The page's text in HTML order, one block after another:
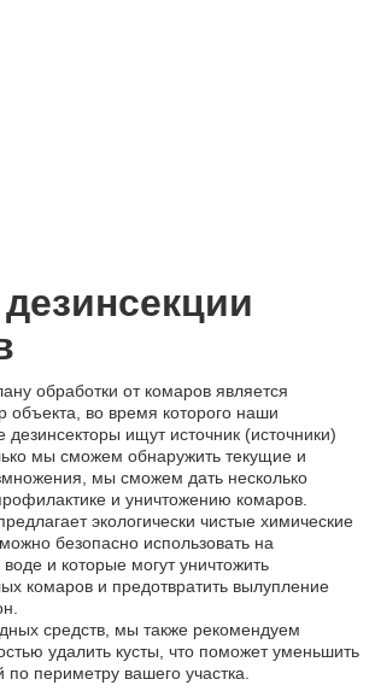
обработки от комаров является
объекта, во время которого наши
ищут источник (источники)
мы сможем обнаружить текущие и
мы сможем дать несколько
и уничтожению комаров.
экологически чистые химические
безопасно использовать на
воде и которые могут уничтожить
комаров и предотвратить вылупление
средств, мы также рекомендуем
удалить кусты, что поможет уменьшить
по периметру вашего участка.